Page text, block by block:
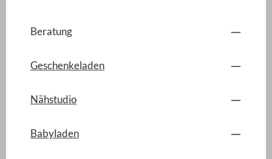
Beratung
Geschenkeladen
Nähstudio
Babyladen